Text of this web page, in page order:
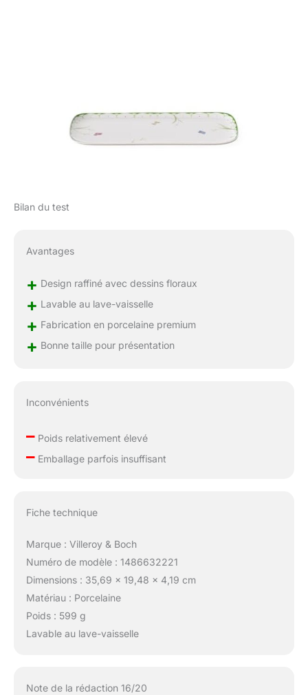
Bilan du test
Avantages
+ Design raffiné avec dessins floraux
+ Lavable au lave-vaisselle
+ Fabrication en porcelaine premium
+ Bonne taille pour présentation
Inconvénients
–Poids relativement élevé
–Emballage parfois insuffisant
Fiche technique
Marque : Villeroy & Boch
Numéro de modèle : 1486632221
Dimensions : 35,69 x 19,48 x 4,19 cm
Matériau : Porcelaine
Poids : 599 g
Lavable au lave-vaisselle
Note de la rédaction 16/20